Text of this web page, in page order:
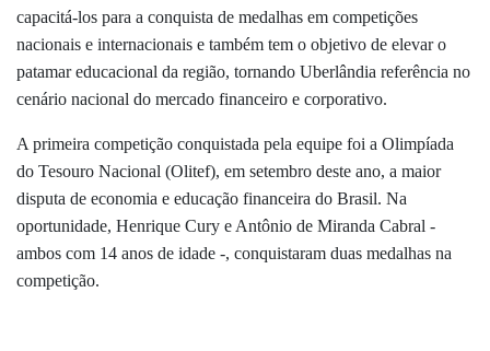
capacitá-los para a conquista de medalhas em competições
nacionais e internacionais e também tem o objetivo de elevar o
patamar educacional da região, tornando Uberlândia referência no
cenário nacional do mercado financeiro e corporativo.
A primeira competição conquistada pela equipe foi a Olimpíada
do Tesouro Nacional (Olitef), em setembro deste ano, a maior
disputa de economia e educação financeira do Brasil. Na
oportunidade, Henrique Cury e Antônio de Miranda Cabral -
ambos com 14 anos de idade -, conquistaram duas medalhas na
competição.